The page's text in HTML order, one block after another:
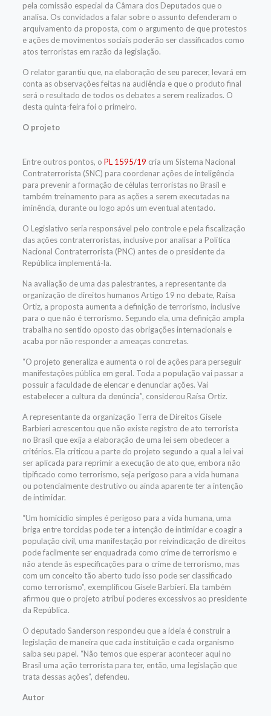
pela comissão especial da Câmara dos Deputados que o
analisa. Os convidados a falar sobre o assunto defenderam o
arquivamento da proposta, com o argumento de que protestos
e ações de movimentos sociais poderão ser classificados como
atos terroristas em razão da legislação.
O relator garantiu que, na elaboração de seu parecer, levará em
conta as observações feitas na audiência e que o produto final
será o resultado de todos os debates a serem realizados. O
desta quinta-feira foi o primeiro.
O projeto
Entre outros pontos, o PL 1595/19 cria um Sistema Nacional
Contraterrorista (SNC) para coordenar ações de inteligência
para prevenir a formação de células terroristas no Brasil e
também treinamento para as ações a serem executadas na
iminência, durante ou logo após um eventual atentado.
O Legislativo seria responsável pelo controle e pela fiscalização
das ações contraterroristas, inclusive por analisar a Política
Nacional Contraterrorista (PNC) antes de o presidente da
República implementá-la.
Na avaliação de uma das palestrantes, a representante da
organização de direitos humanos Artigo 19 no debate, Raísa
Ortiz, a proposta aumenta a definição de terrorismo, inclusive
para o que não é terrorismo. Segundo ela, uma definição ampla
trabalha no sentido oposto das obrigações internacionais e
acaba por não responder a ameaças concretas.
“O projeto generaliza e aumenta o rol de ações para perseguir
manifestações pública em geral. Toda a população vai passar a
possuir a faculdade de elencar e denunciar ações. Vai
estabelecer a cultura da denúncia”, considerou Raísa Ortiz.
A representante da organização Terra de Direitos Gisele
Barbieri acrescentou que não existe registro de ato terrorista
no Brasil que exija a elaboração de uma lei sem obedecer a
critérios. Ela criticou a parte do projeto segundo a qual a lei vai
ser aplicada para reprimir a execução de ato que, embora não
tipificado como terrorismo, seja perigoso para a vida humana
ou potencialmente destrutivo ou ainda aparente ter a intenção
de intimidar.
“Um homicídio simples é perigoso para a vida humana, uma
briga entre torcidas pode ter a intenção de intimidar e coagir a
população civil, uma manifestação por reivindicação de direitos
pode facilmente ser enquadrada como crime de terrorismo e
não atende às especificações para o crime de terrorismo, mas
com um conceito tão aberto tudo isso pode ser classificado
como terrorismo”, exemplificou Gisele Barbieri. Ela também
afirmou que o projeto atribui poderes excessivos ao presidente
da República.
O deputado Sanderson respondeu que a ideia é construir a
legislação de maneira que cada instituição e cada organismo
saiba seu papel. “Não temos que esperar acontecer aqui no
Brasil uma ação terrorista para ter, então, uma legislação que
trata dessas ações”, defendeu.
Autor